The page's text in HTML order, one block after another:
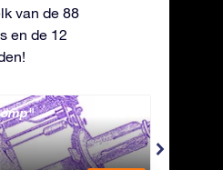
van de 88
en de 12